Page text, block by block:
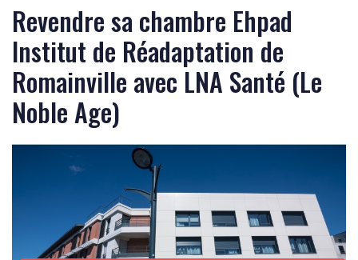
Revendre sa chambre Ehpad
Institut de Réadaptation de
Romainville avec LNA Santé (Le
Noble Age)